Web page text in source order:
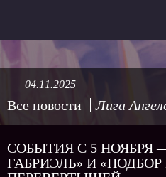
Все новости Лига
04.11.2025
СОБЫТИЯ С 5 НОЯБРЯ
ГАБРИЭЛЬ» И «ПОДБОР